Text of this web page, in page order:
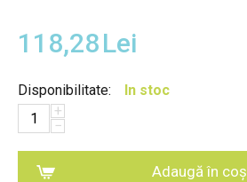
118,28Lei
Disponibilitate:
In stoc
+
−
Adaugă în coș